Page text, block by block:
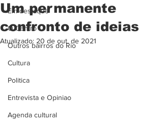
Em destaque
O Centro
Outros bairros do Rio
Cultura
Politica
Entrevista e Opiniao
Agenda cultural
Um permanente
confronto de ideias
Atualizado: 20 de out. de 2021